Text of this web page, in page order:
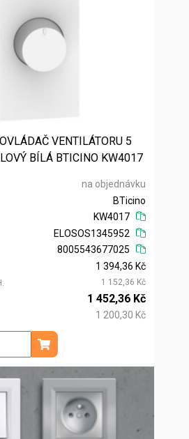
VENTILÁTORU 5
BÍLÁ BTICINO KW4017
na objednávku
BTicino
KW4017
ELOSOS1345952
8005543677025
1 394,36 Kč
1 152,36 Kč
1 452,36 Kč
1 200,30 Kč
ks
Přidat do košíku